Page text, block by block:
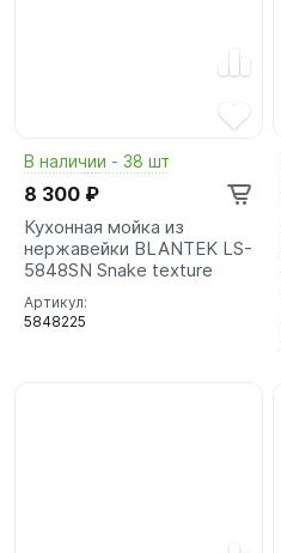
В наличии - 38 шт
8 300 ₽
Кухонная мойка из
нержавейки BLANTEK LS-
5848SN Snake texture
Артикул:
5848225